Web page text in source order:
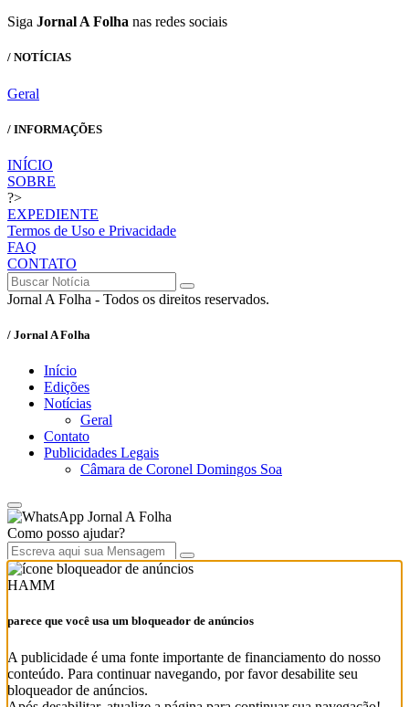
Siga Jornal A Folha nas redes sociais
/ NOTÍCIAS
Geral
/ INFORMAÇÕES
INÍCIO
SOBRE
?>
EXPEDIENTE
Termos de Uso e Privacidade
FAQ
CONTATO
Jornal A Folha - Todos os direitos reservados.
/ Jornal A Folha
Início
Edições
Notícias
Geral
Contato
Publicidades Legais
Câmara de Coronel Domingos Soa
Jornal A Folha
Como posso ajudar?
HAMM
parece que você usa um bloqueador de anúncios
A publicidade é uma fonte importante de financiamento do nosso
conteúdo. Para continuar navegando, por favor desabilite seu
bloqueador de anúncios.